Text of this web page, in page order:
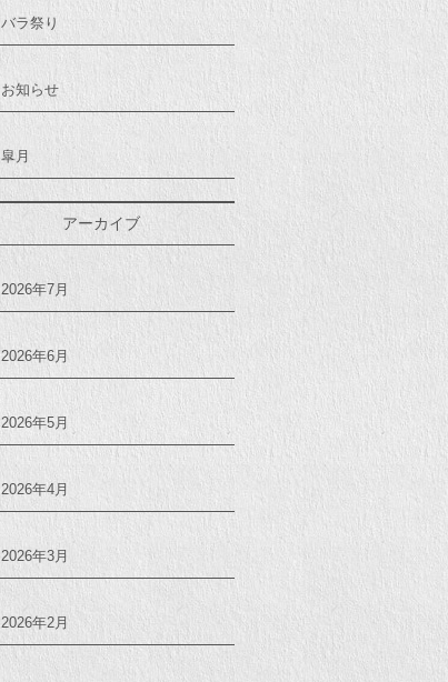
バラ祭り
お知らせ
皐月
アーカイブ
2026年7月
2026年6月
2026年5月
2026年4月
2026年3月
2026年2月